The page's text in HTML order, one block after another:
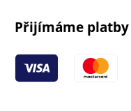
Přijímáme platby